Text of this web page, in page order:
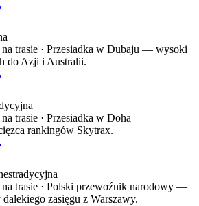
trasie · Przesiadka w Dubaju — wysoki
do Azji i Australii.
trasie · Przesiadka w Doha —
rankingów Skytrax.
tradycyjna
trasie · Polski przewoźnik narodowy —
zasięgu z Warszawy.